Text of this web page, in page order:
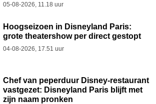
05-08-2026, 11.18 uur
Hoogseizoen in Disneyland Paris:
grote theatershow per direct gestopt
04-08-2026, 17.51 uur
Chef van peperduur Disney-restaurant
vastgezet: Disneyland Paris blijft met
zijn naam pronken